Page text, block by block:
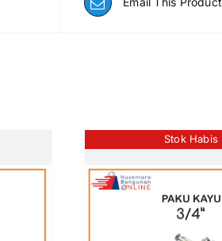
Stok Habis